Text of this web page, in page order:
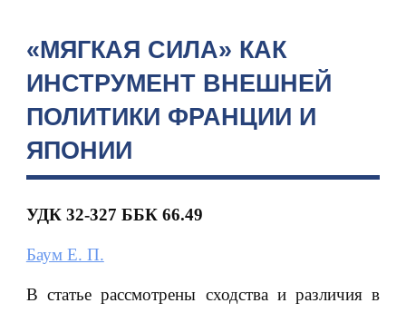
«МЯГКАЯ СИЛА» КАК
ИНСТРУМЕНТ ВНЕШНЕЙ
ПОЛИТИКИ ФРАНЦИИ И
ЯПОНИИ
УДК 32-327 ББК 66.49
Баум Е. П.
В статье рассмотрены сходства и различия в